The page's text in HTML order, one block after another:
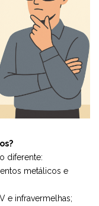
diferente:
metálicos e
e infravermelhas;